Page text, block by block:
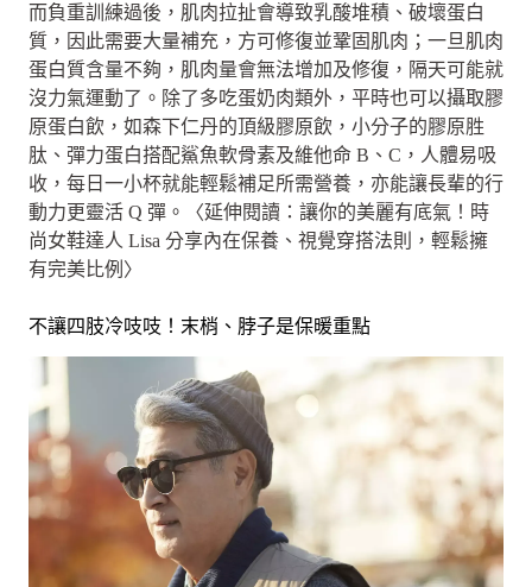
而負重訓練過後，肌肉拉扯會導致乳酸堆積、破壞蛋白
質，因此需要大量補充，方可修復並鞏固肌肉；一旦肌肉
蛋白質含量不夠，肌肉量會無法增加及修復，隔天可能就
沒力氣運動了。除了多吃蛋奶肉類外，平時也可以攝取膠
原蛋白飲，如森下仁丹的頂級膠原飲，小分子的膠原胜
肽、彈力蛋白搭配鯊魚軟骨素及維他命 B、C，人體易吸
收，每日一小杯就能輕鬆補足所需營養，亦能讓長輩的行
動力更靈活 Q 彈。〈延伸閱讀：讓你的美麗有底氣！時
尚女鞋達人 Lisa 分享內在保養、視覺穿搭法則，輕鬆擁
有完美比例〉
不讓四肢冷吱吱！末梢、脖子是保暖重點